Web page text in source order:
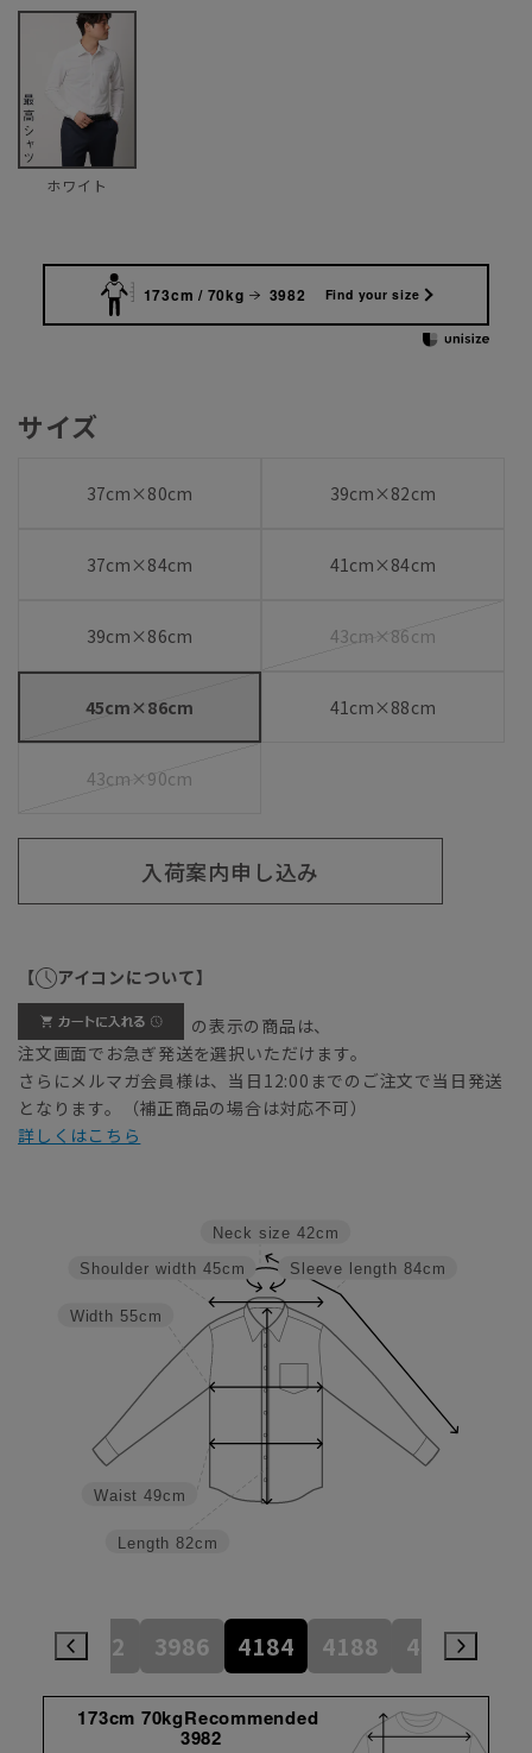
ホワイト
173cm / 70kg 3982 Find your size
サイズ
37cm×80cm 39cm×82cm
37cm×84cm 41cm×84cm
39cm×86cm 43cm×86cm
45cm×86cm 41cm×88cm
43cm×90cm
入荷案内申し込み
【 アイコンについて】
の表示の商品は、
注文画面でお急ぎ発送を選択いただけます。
さらにメルマガ会員様は、当日12:00までのご注文で当日発送
となります。（補正商品の場合は対応不可）
詳しくはこちら
Sleeve length 84cm
Neck size 42cm
Length 82cm
Waist 49cm
Width 55cm
Shoulder width 45cm
3982 3986 4184 4188 4386
173cm 70kgRecommended
3982